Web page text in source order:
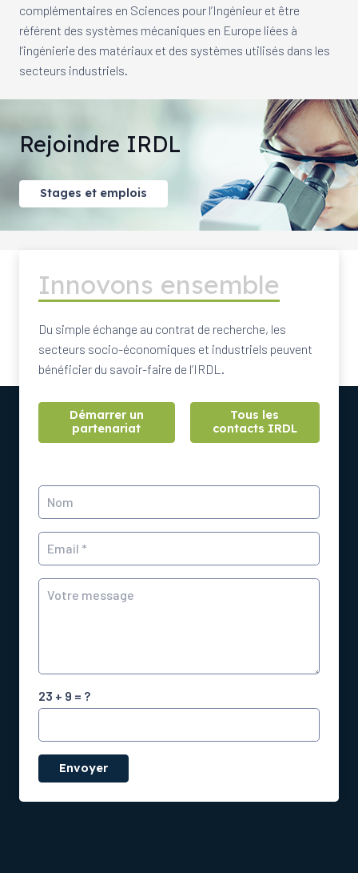
complémentaires en Sciences pour l’Ingénieur et être
référent des systèmes mécaniques en Europe liées à
l’ingénierie des matériaux et des systèmes utilisés dans les
secteurs industriels.
Rejoindre IRDL
Stages et emplois
Innovons ensemble
Du simple échange au contrat de recherche, les
secteurs socio-économiques et industriels peuvent
bénéficier du savoir-faire de l’IRDL.
Démarrer un
partenariat
Tous les
contacts IRDL
23 + 9 = ?
Envoyer